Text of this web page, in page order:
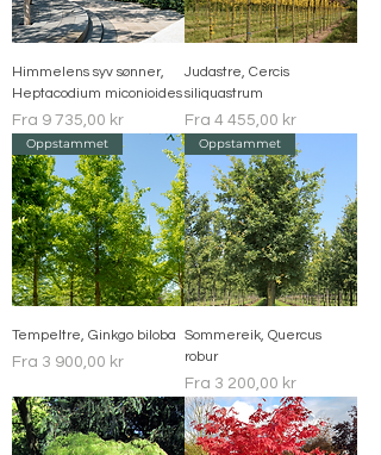
Himmelens syv sønner,
Heptacodium miconioides
Fra 9 735,00 kr
Salgspris
Judastre, Cercis
siliquastrum
Fra 4 455,00 kr
Salgspris
Oppstammet
Tempeltre, Ginkgo biloba
Fra 3 900,00 kr
Salgspris
Oppstammet
Sommereik, Quercus
robur
Fra 3 200,00 kr
Salgspris